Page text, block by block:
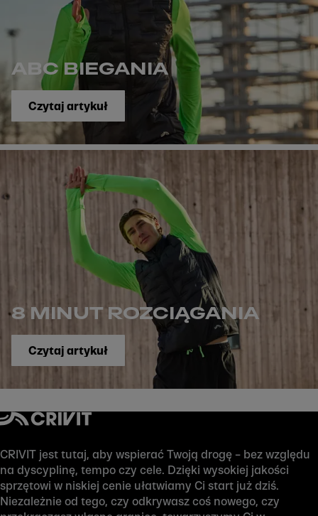
ABC BIEGANIA
Czytaj artykuł
8 MINUT ROZCIĄGANIA
Czytaj artykuł
CRIVIT jest tutaj, aby wspierać Twoją drogę – bez względu
na dyscyplinę, tempo czy cele. Dzięki wysokiej jakości
sprzętowi w niskiej cenie ułatwiamy Ci start już dziś.
Niezależnie od tego, czy odkrywasz coś nowego, czy